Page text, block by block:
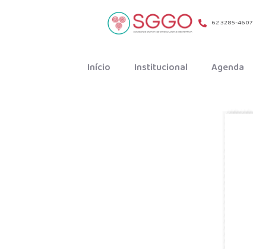
62 3285-4607
Início Institucional Agenda